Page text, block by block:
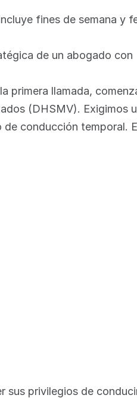
fines de semana y
de un abogado con
primera llamada,
(DHSMV). Exigimos
de conducción temporal.
sus privilegios de